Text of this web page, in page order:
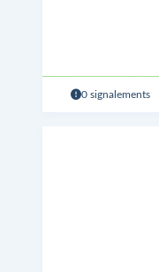
0 signalements